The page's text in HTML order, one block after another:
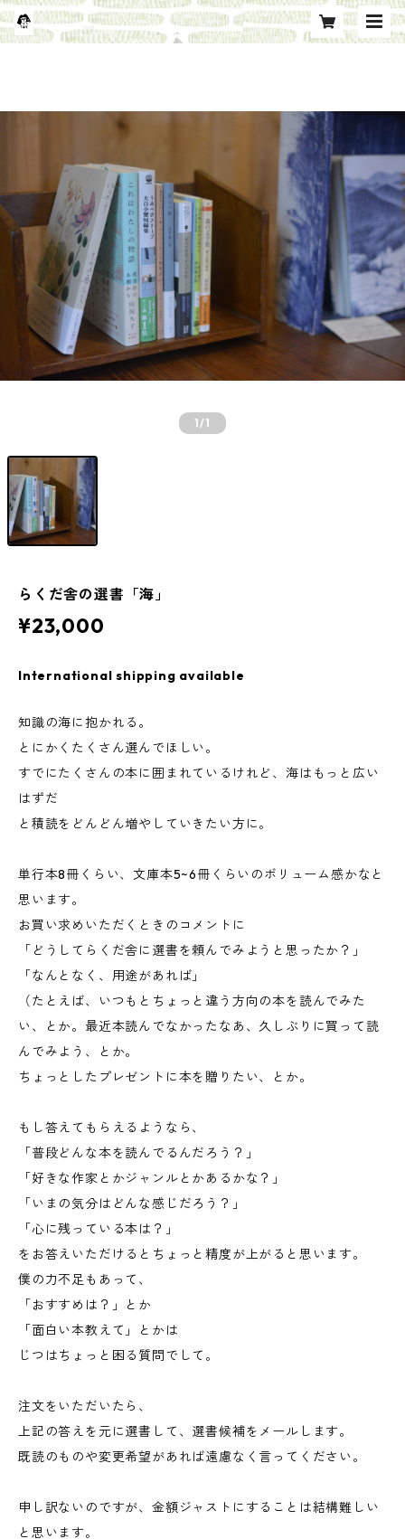
1/1
らくだ舎の選書「海」
¥23,000
International shipping available
知識の海に抱かれる。
とにかくたくさん選んでほしい。
すでにたくさんの本に囲まれているけれど、海はもっと広い
はずだ
と積読をどんどん増やしていきたい方に。
単行本8冊くらい、文庫本5~6冊くらいのボリューム感かなと
思います。
お買い求めいただくときのコメントに
「どうしてらくだ舎に選書を頼んでみようと思ったか？」
「なんとなく、用途があれば」
（たとえば、いつもとちょっと違う方向の本を読んでみた
い、とか。最近本読んでなかったなあ、久しぶりに買って読
んでみよう、とか。
ちょっとしたプレゼントに本を贈りたい、とか。
もし答えてもらえるようなら、
「普段どんな本を読んでるんだろう？」
「好きな作家とかジャンルとかあるかな？」
「いまの気分はどんな感じだろう？」
「心に残っている本は？」
をお答えいただけるとちょっと精度が上がると思います。
僕の力不足もあって、
「おすすめは？」とか
「面白い本教えて」とかは
じつはちょっと困る質問でして。
注文をいただいたら、
上記の答えを元に選書して、選書候補をメールします。
既読のものや変更希望があれば遠慮なく言ってください。
申し訳ないのですが、金額ジャストにすることは結構難しい
と思います。